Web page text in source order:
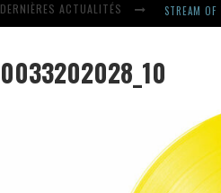
DERNIÈRES ACTUALITÉS
0033202028_10